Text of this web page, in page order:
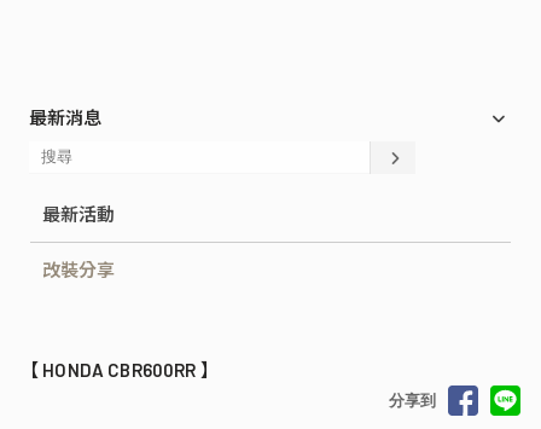
最新消息
最新活動
改裝分享
【 HONDA CBR600RR 】
分享到